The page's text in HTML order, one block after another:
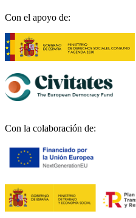
Con el apoyo de:
Con la colaboración de: